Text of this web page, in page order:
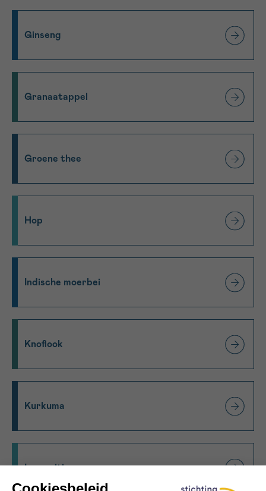
Ginseng
Granaatappel
Groene thee
Hop
Indische moerbei
Knoflook
Kurkuma
L-carnitine